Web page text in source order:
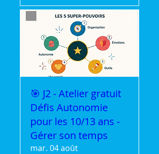
🎯 J2 - Atelier gratuit
Défis Autonomie
pour les 10/13 ans -
Gérer son temps
mar. 04 août